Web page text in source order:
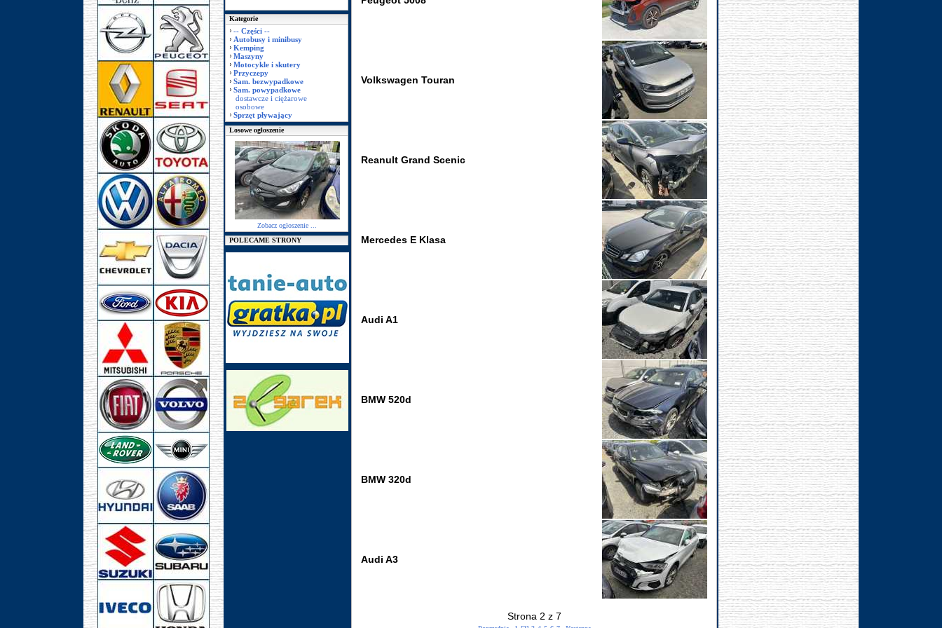
Kategorie
-- Części --
Autobusy i minibusy
Kemping
Maszyny
Motocykle i skutery
Przyczepy
Sam. bezwypadkowe
Sam. powypadkowe
dostawcze i ciężarowe
osobowe
Sprzęt pływający
Losowe ogłoszenie
Zobacz ogłoszenie ...
POLECAME STRONY
Volkswagen Touran
Reanult Grand Scenic
Mercedes E Klasa
Audi A1
BMW 520d
BMW 320d
Audi A3
Strona 2 z 7